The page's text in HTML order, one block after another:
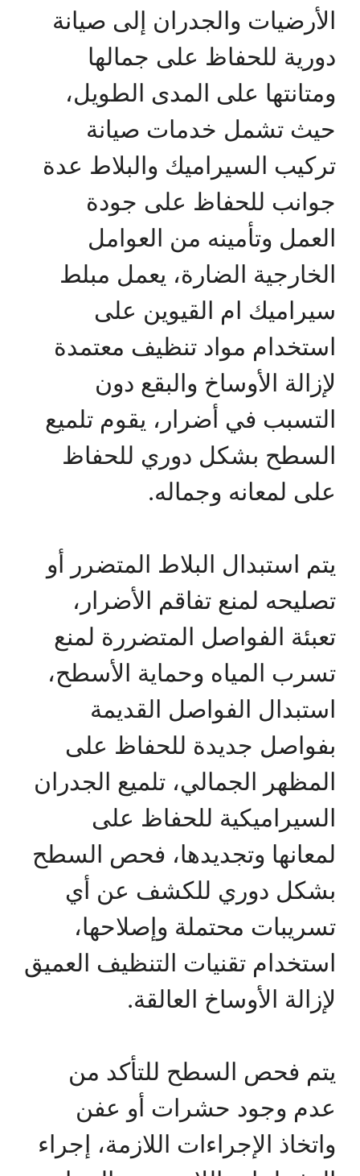
الأرضيات والجدران إلى صيانة
دورية للحفاظ على جمالها
ومتانتها على المدى الطويل،
حيث تشمل خدمات صيانة
تركيب السيراميك والبلاط عدة
جوانب للحفاظ على جودة
العمل وتأمينه من العوامل
الخارجية الضارة، يعمل مبلط
سيراميك ام القيوين على
استخدام مواد تنظيف معتمدة
لإزالة الأوساخ والبقع دون
التسبب في أضرار، يقوم تلميع
السطح بشكل دوري للحفاظ
على لمعانه وجماله.
يتم استبدال البلاط المتضرر أو
تصليحه لمنع تفاقم الأضرار،
تعبئة الفواصل المتضررة لمنع
تسرب المياه وحماية الأسطح،
استبدال الفواصل القديمة
بفواصل جديدة للحفاظ على
المظهر الجمالي، تلميع الجدران
السيراميكية للحفاظ على
لمعانها وتجديدها، فحص السطح
بشكل دوري للكشف عن أي
تسريبات محتملة وإصلاحها،
استخدام تقنيات التنظيف العميق
لإزالة الأوساخ العالقة.
يتم فحص السطح للتأكد من
عدم وجود حشرات أو عفن
واتخاذ الإجراءات اللازمة، إجراء